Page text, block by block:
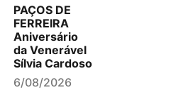
PAÇOS DE
FERREIRA
Aniversário
da Venerável
Sílvia Cardoso
6/08/2026